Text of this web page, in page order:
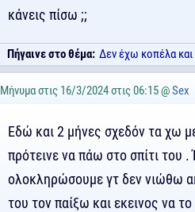
κάνεις πίσω ;;
Πήγαινε στο θέμα: Δεν έχω κοπέλα
Μήνυμα στις 16/3/2024 στις 06:15 @Sex
Εδώ και 2 μήνες σχεδόν τα χω
πρότεινε να πάω στο σπίτι του
ολοκληρώσουμε γτ δεν νιώθω
του τον παίξω και εκεινος να